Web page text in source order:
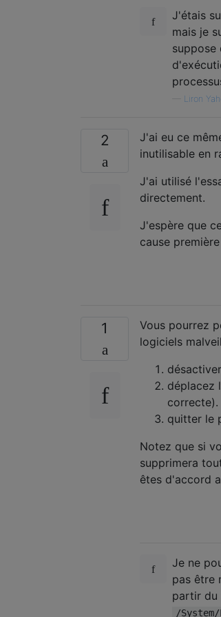
J'étais
mais je
suppose
Liron
2
J'ai eu ce
inutilisable en
J'ai utilisé
directement.
J'espère que
cause
1
Vous pourrez
logiciels
déplacez
correcte).
quitter le
Notez que si
supprimera
êtes d'accord
Je ne
pas être
partir du
/